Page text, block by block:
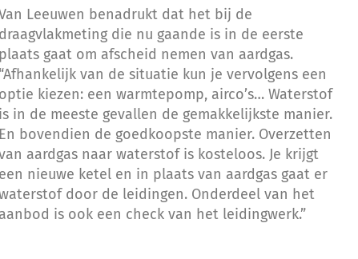
Leeuwen benadrukt dat het bij de
die nu gaande is in de eerste
gaat om afscheid nemen van aardgas.
van de situatie kun je vervolgens een
kiezen: een warmtepomp, airco’s… Waterstof
in de meeste gevallen de gemakkelijkste manier.
bovendien de goedkoopste manier. Overzetten
aardgas naar waterstof is kosteloos. Je krijgt
nieuwe ketel en in plaats van aardgas gaat er
door de leidingen. Onderdeel van het
is ook een check van het leidingwerk.”